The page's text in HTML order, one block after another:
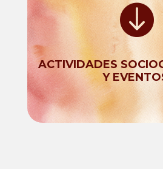

ACTIVIDADES
Y